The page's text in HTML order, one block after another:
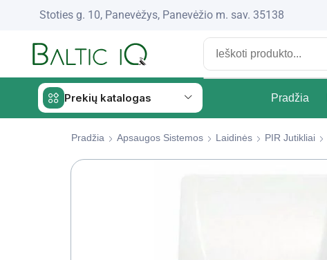
Stoties g. 10, Panevėžys, Panevėžio m. sav. 35138
Prekių katalogas Pradžia
Pradžia Apsaugos Sistemos Laidinės PIR Jutikliai